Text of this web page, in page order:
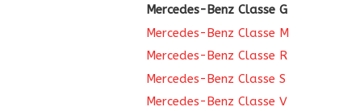
Mercedes-Benz Classe G
Mercedes-Benz Classe M
Mercedes-Benz Classe R
Mercedes-Benz Classe S
Mercedes-Benz Classe V